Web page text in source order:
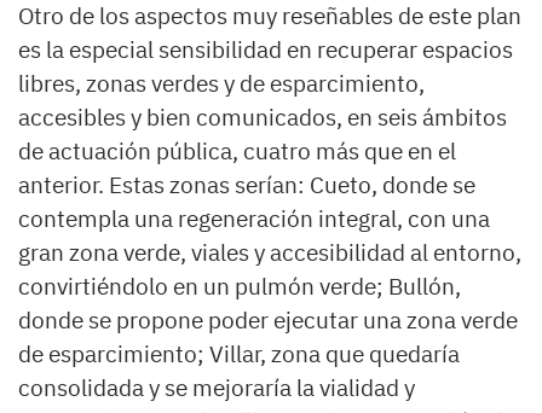
Otro de los aspectos muy reseñables de este plan
es la especial sensibilidad en recuperar espacios
libres, zonas verdes y de esparcimiento,
accesibles y bien comunicados, en seis ámbitos
de actuación pública, cuatro más que en el
anterior. Estas zonas serían: Cueto, donde se
contempla una regeneración integral, con una
gran zona verde, viales y accesibilidad al entorno,
convirtiéndolo en un pulmón verde; Bullón,
donde se propone poder ejecutar una zona verde
de esparcimiento; Villar, zona que quedaría
consolidada y se mejoraría la vialidad y